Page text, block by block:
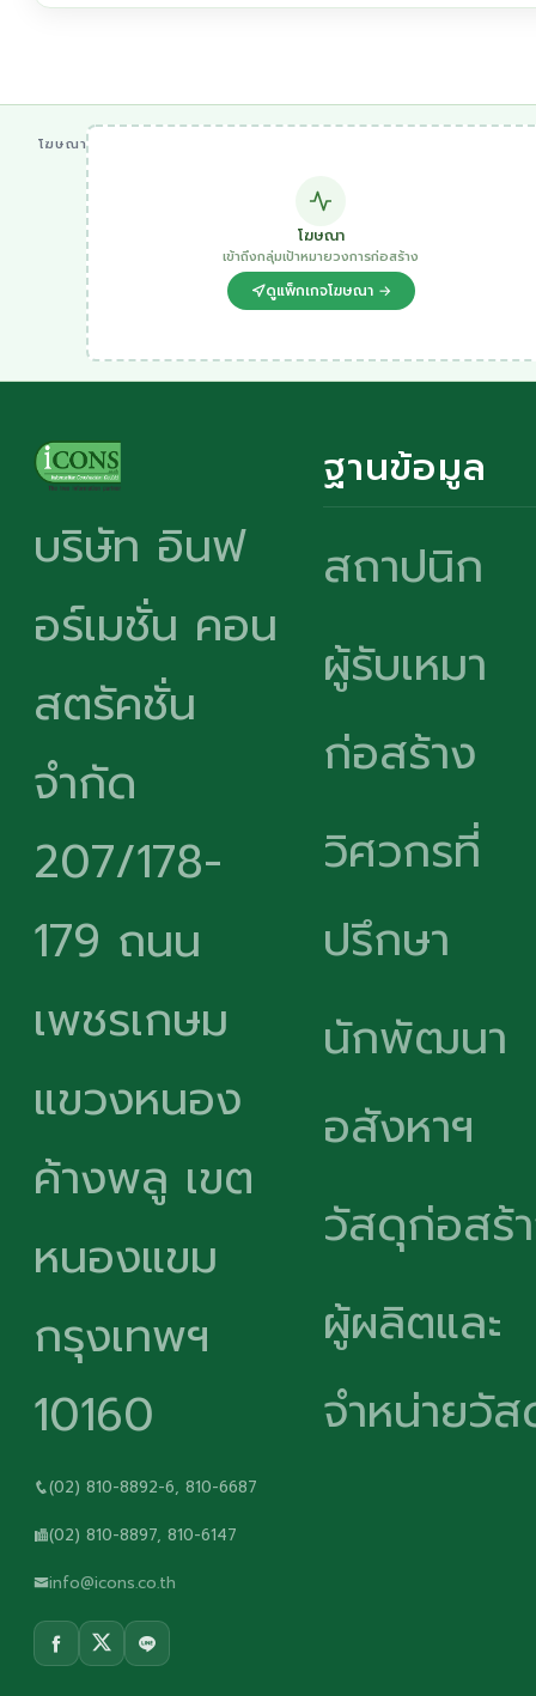
โฆษณา
โฆษณา
เข้าถึงกลุ่มเป้าหมายวงการก่อสร้าง
ดูแพ็กเกจโฆษณา →
บริษัท อินฟ
อร์เมชั่น คอน
สตรัคชั่น
จำกัด
207/178-
179 ถนน
เพชรเกษม
แขวงหนอง
ค้างพลู เขต
หนองแขม
กรุงเทพฯ
10160
(02) 810-8892-6, 810-6687
(02) 810-8897, 810-6147
info@icons.co.th
ฐานข้อมูล
สถาปนิก
ผู้รับเหมา
ก่อสร้าง
วิศวกรที่
ปรึกษา
นักพัฒนา
อสังหาฯ
วัสดุก่อสร้
ผู้ผลิตและ
จำหน่ายวั